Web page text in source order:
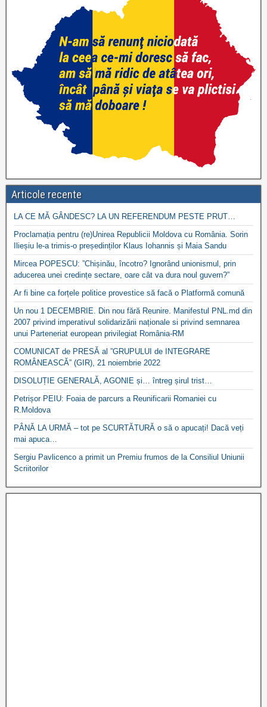
Articole recente
LA CE MĂ GÂNDESC? LA UN REFERENDUM PESTE PRUT…
Proclamația pentru (re)Unirea Republicii Moldova cu România. Sorin
Ilieșiu le-a trimis-o președinților Klaus Iohannis și Maia Sandu
Mircea POPESCU: ”Chișinău, încotro? Ignorând unionismul, prin
aducerea unei credințe sectare, oare cât va dura noul guvern?”
Ar fi bine ca forțele politice provestice să facă o Platformă comună
Un nou 1 DECEMBRIE. Din nou fără Reunire. Manifestul PNL.md din
2007 privind imperativul solidarizării naționale si privind semnarea
unui Parteneriat european privilegiat România-RM
COMUNICAT de PRESĂ al ”GRUPULUI de INTEGRARE
ROMÂNEASCĂ” (GIR), 21 noiembrie 2022
DISOLUȚIE GENERALĂ, AGONIE și… întreg șirul trist…
Petrișor PEIU: Foaia de parcurs a Reunificarii Romaniei cu
R.Moldova
PÂNĂ LA URMĂ – tot pe SCURTĂTURĂ o să o apucați! Dacă veți
mai apuca…
Sergiu Pavlicenco a primit un Premiu frumos de la Consiliul Uniunii
Scriitorilor